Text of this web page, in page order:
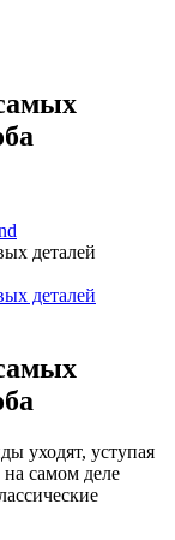
деталей
уходят, уступая
самом деле